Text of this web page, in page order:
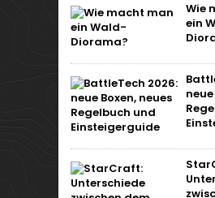
Wie
ein